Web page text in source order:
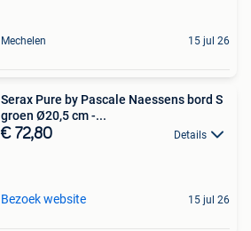
Mechelen 15 jul 26
Serax Pure by Pascale Naessens bord S
groen Ø20,5 cm -...
€ 72,80 Details
Bezoek website 15 jul 26